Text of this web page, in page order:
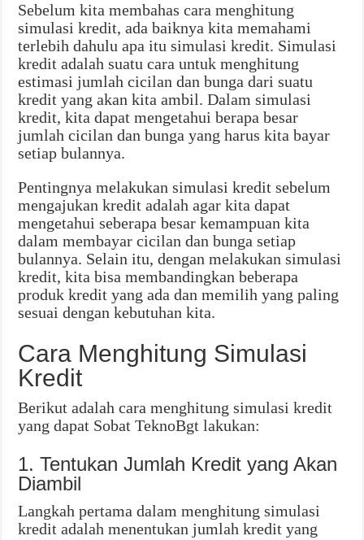
Sebelum kita membahas cara menghitung
simulasi kredit, ada baiknya kita memahami
terlebih dahulu apa itu simulasi kredit. Simulasi
kredit adalah suatu cara untuk menghitung
estimasi jumlah cicilan dan bunga dari suatu
kredit yang akan kita ambil. Dalam simulasi
kredit, kita dapat mengetahui berapa besar
jumlah cicilan dan bunga yang harus kita bayar
setiap bulannya.
Pentingnya melakukan simulasi kredit sebelum
mengajukan kredit adalah agar kita dapat
mengetahui seberapa besar kemampuan kita
dalam membayar cicilan dan bunga setiap
bulannya. Selain itu, dengan melakukan simulasi
kredit, kita bisa membandingkan beberapa
produk kredit yang ada dan memilih yang paling
sesuai dengan kebutuhan kita.
Cara Menghitung Simulasi
Kredit
Berikut adalah cara menghitung simulasi kredit
yang dapat Sobat TeknoBgt lakukan:
1. Tentukan Jumlah Kredit yang Akan
Diambil
Langkah pertama dalam menghitung simulasi
kredit adalah menentukan jumlah kredit yang